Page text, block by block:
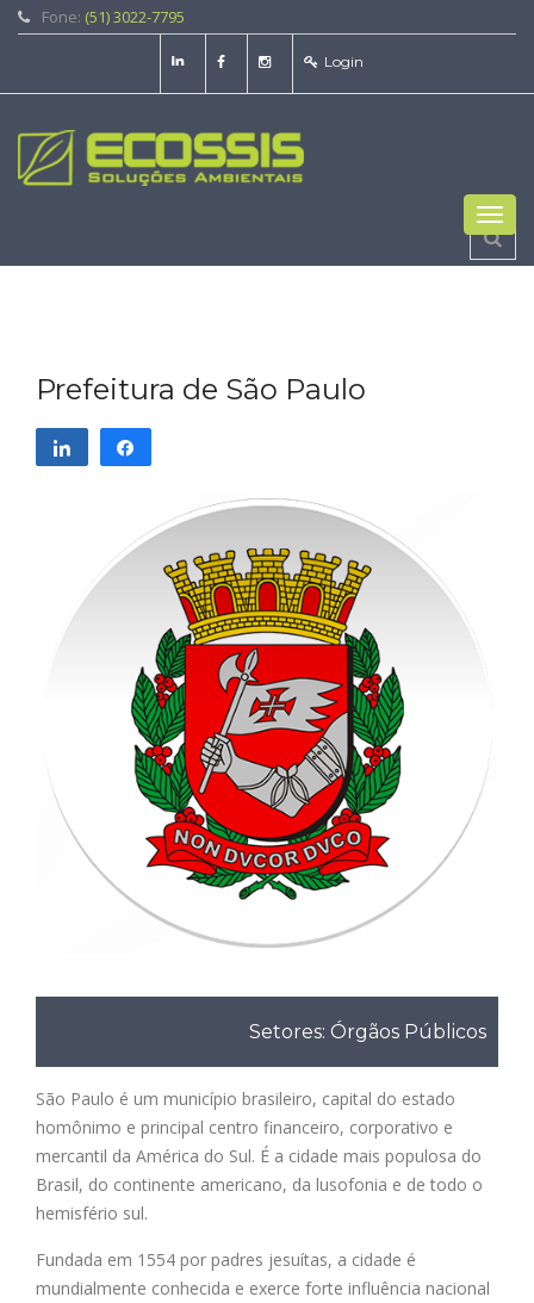
Fone: (51) 3022-7795
Login
Prefeitura de São Paulo
Compartilhar
Setores: Órgãos Públicos
São Paulo é um município brasileiro, capital do estado
homônimo e principal centro financeiro, corporativo e
mercantil da América do Sul. É a cidade mais populosa do
Brasil, do continente americano, da lusofonia e de todo o
hemisfério sul.
Fundada em 1554 por padres jesuítas, a cidade é
mundialmente conhecida e exerce forte influência nacional